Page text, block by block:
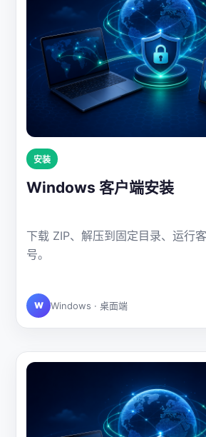
安装
Windows 客户端安装
下载 ZIP、解压到固定目录、运行
号。
W Windows · 桌面端